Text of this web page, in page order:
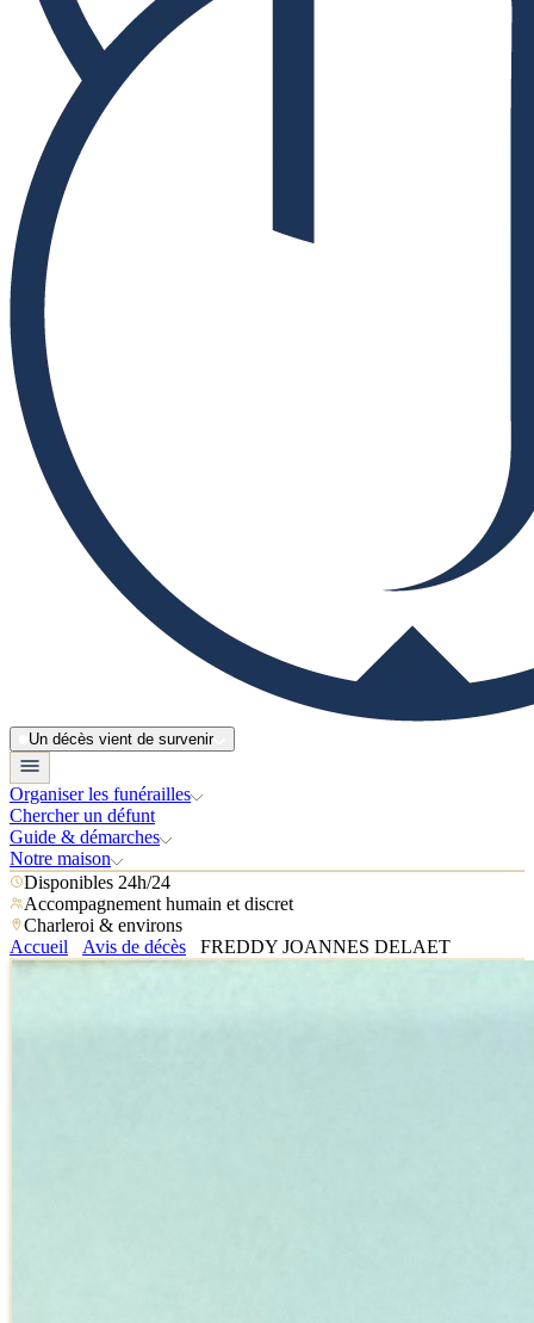
Un décès vient de survenir
Organiser les funérailles
Chercher un défunt
Guide & démarches
Notre maison
Disponibles 24h/24
Accompagnement humain et discret
Charleroi & environs
Accueil
Avis de décès FREDDY JOANNES DELAET